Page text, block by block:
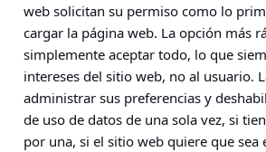
web solicitan su permiso como lo
cargar la página web. La opción más
simplemente aceptar todo, lo que
intereses del sitio web, no al usuario.
administrar sus preferencias y
de uso de datos de una sola vez, si
por una, si el sitio web quiere que sea